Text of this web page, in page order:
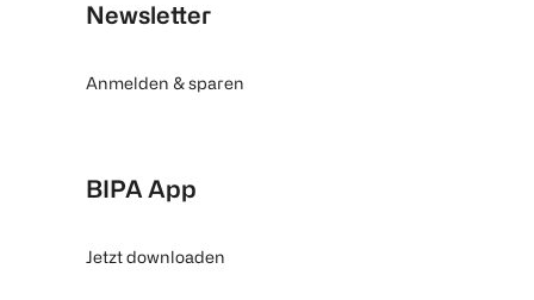
Newsletter
Anmelden & sparen
BIPA App
Jetzt downloaden